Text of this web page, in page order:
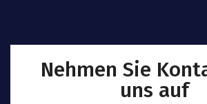
Nehmen Sie
uns auf